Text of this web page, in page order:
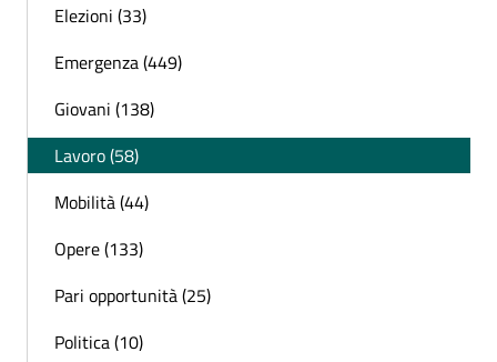
Elezioni (33)
Emergenza (449)
Giovani (138)
Lavoro (58)
Mobilità (44)
Opere (133)
Pari opportunità (25)
Politica (10)